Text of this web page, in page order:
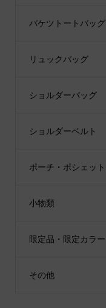
バケツトートバッグ
リュックバッグ
ショルダーバッグ
ショルダーベルト
ポーチ・ポシェット
小物類
限定品・限定カラー
その他